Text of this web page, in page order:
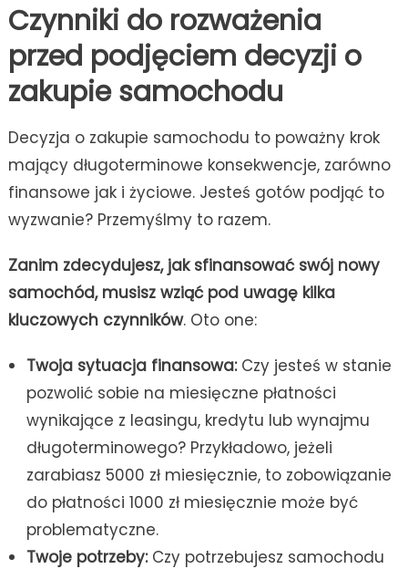
Czynniki do rozważenia
przed podjęciem decyzji o
zakupie samochodu
Decyzja o zakupie samochodu to poważny krok
mający długoterminowe konsekwencje, zarówno
finansowe jak i życiowe. Jesteś gotów podjąć to
wyzwanie? Przemyślmy to razem.
Zanim zdecydujesz, jak sfinansować swój nowy
samochód, musisz wziąć pod uwagę kilka
kluczowych czynników. Oto one:
Twoja sytuacja finansowa:Czy jesteś w stanie
pozwolić sobie na miesięczne płatności
wynikające z leasingu, kredytu lub wynajmu
długoterminowego? Przykładowo, jeżeli
zarabiasz 5000 zł miesięcznie, to zobowiązanie
do płatności 1000 zł miesięcznie może być
problematyczne.
Twoje potrzeby:Czy potrzebujesz samochodu